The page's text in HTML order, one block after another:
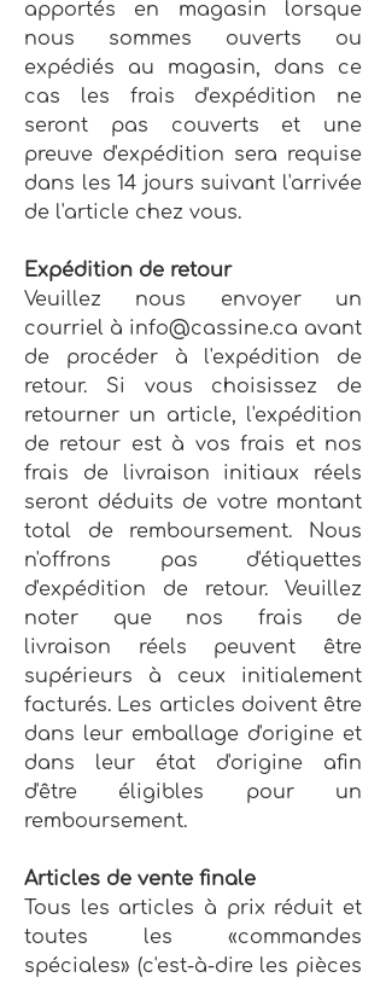
apportés en magasin lorsque
nous sommes ouverts ou
expédiés au magasin, dans ce
cas les frais d'expédition ne
seront pas couverts et une
preuve d'expédition sera requise
dans les 14 jours suivant l'arrivée
de l'article chez vous.
Expédition de retour
Veuillez nous envoyer un
courriel à info@cassine.ca avant
de procéder à l'expédition de
retour. Si vous choisissez de
retourner un article, l'expédition
de retour est à vos frais et nos
frais de livraison initiaux réels
seront déduits de votre montant
total de remboursement. Nous
n'offrons pas d'étiquettes
d'expédition de retour. Veuillez
noter que nos frais de
livraison réels peuvent être
supérieurs à ceux initialement
facturés. Les articles doivent être
dans leur emballage d'origine et
dans leur état d'origine afin
d'être éligibles pour un
remboursement.
Articles de vente finale
Tous les articles à prix réduit et
toutes les «commandes
spéciales» (c'est-à-dire les pièces